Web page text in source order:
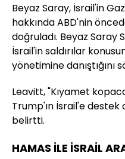
Beyaz Saray, İsrail'in
hakkında ABD'nin
doğruladı. Beyaz Saray
İsrail'in saldırılar
yönetimine danıştığını
Leavitt, "Kıyamet
Trump'ın İsrail'e destek
belirtti.
HAMAS İLE İSRAİL